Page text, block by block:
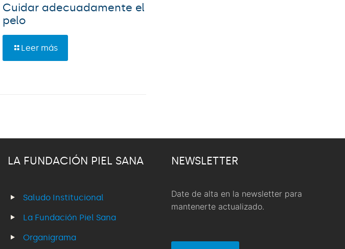
Cuidar adecuadamente el
pelo
Leer más
LA FUNDACIÓN PIEL SANA
Saludo Institucional
La Fundación Piel Sana
Organigrama
NEWSLETTER
Date de alta en la newsletter para
mantenerte actualizado.